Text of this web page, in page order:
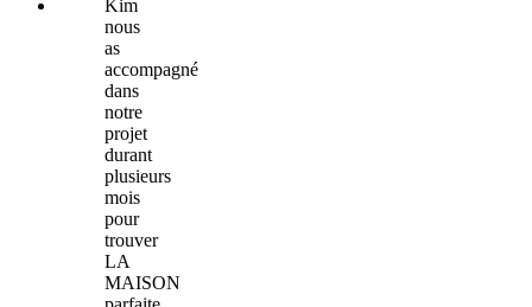
Kim
nous
as
accompagné
dans
notre
projet
durant
plusieurs
mois
pour
trouver
LA
MAISON